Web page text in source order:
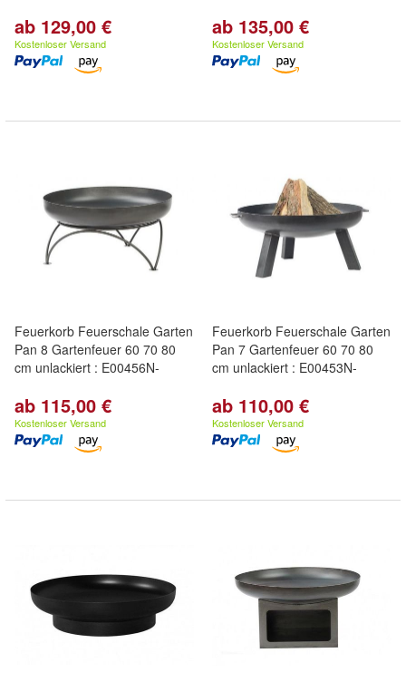
ab 129,00 €
Kostenloser Versand
ab 135,00 €
Kostenloser Versand
Feuerkorb Feuerschale Garten
Pan 8 Gartenfeuer 60 70 80
cm unlackiert : E00456N-
ab 115,00 €
Kostenloser Versand
Feuerkorb Feuerschale Garten
Pan 7 Gartenfeuer 60 70 80
cm unlackiert : E00453N-
ab 110,00 €
Kostenloser Versand